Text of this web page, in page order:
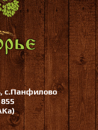
с.Панфилово